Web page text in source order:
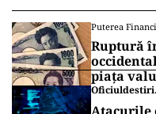
Puterea
Ruptură
piața